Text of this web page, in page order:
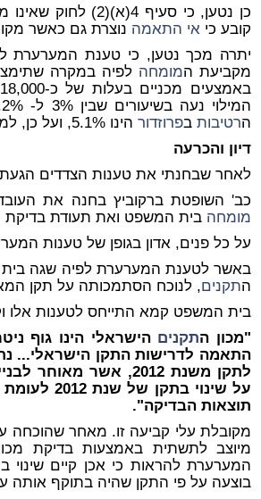
כן נטען, כי סעיף 4(א)(2) לחוק שאינו מגביל
קובע כי אי התאמה נוצרת גם כאשר
יתרה מכך נטען, כי טענת המערערת
מקביעת המומחה
באמצעים מכניים בעלות של כ-18,000 ₪. לטענתם, הרי ה
המילוי נעה בשיעורים שבין 3% ל- 4.2%, ונוסף על כך בדיקת מכון ה
הרטיבות בפרוזדור הינו 5.1%, ועל כן, למצער, יש לייבש את תשתית הריצוף.
דיון והכרעה
לאחר שבחנתי את טענות הצדדים
כב' השופטת ברקוביץ בחנה את
מומחה בית המשפט ואת תעודת בדיקת
על כל פנים, אדון בגופן של טענות
באשר לטענת המערערת לפיה שגה
התקנים, לנוכח הסתמכותה על תקן
בית המשפט קמא התייחס לטענות אלו
"מכון התקנים הישראלי הינו גוף
התאמה לדרישות התקן הישראלי...
לתקן משנת 2012, אשר מאוחר לבניית ה
תוצאות הבדיקה".
מקובלת עלי קביעה זו. מאחר
מיוצב לתשתית באמצעות בדיקת
בוצעה על פי התקן שהיה בתוקף אותה